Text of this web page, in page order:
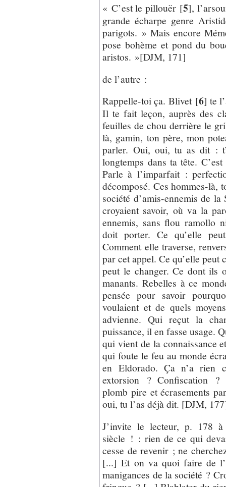
« C’est le pillouër[5],
grande écharpe genre
parigots. » Mais encore
pose bohème et pond du
aristos. »[DJM, 171]
de l’autre :
Rappelle-toi ça. Blivet[6] te
Il te fait leçon, auprès des
feuilles de chou derrière le
là, gamin, ton père, mon
parler. Oui, oui, tu as dit :
longtemps dans ta tête.
Parle à l’imparfait :
décomposé. Ces hommes-là,
société d’amis-ennemis de
croyaient savoir, où va la
ennemis, sans flou ramollo
doit porter. Ce qu’elle
Comment elle traverse,
par cet appel. Ce qu’elle peut
peut le changer. Ce dont ils
manants. Rebelles à ce
pensée pour savoir
voulaient et de quels
advienne. Qui reçut la
puissance, il en fasse usage.
qui vient de la connaissance
qui foute le feu au monde
en Eldorado. Ça n’a
extorsion ? Confiscation ?
plomb pire et écrasements
oui, tu l’as déjà dit. [DJM,
J’invite le lecteur, p. 178
siècle ! : rien de ce qui
cesse de revenir ; ne
[...] Et on va quoi faire de
manigances de la société ?